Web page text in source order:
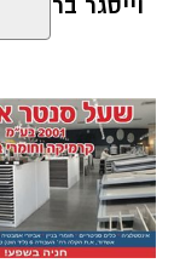
כתוצאה
באורח בינוני
טיפול רפואי.
וייסגר ברביעי
אלדה נתנאל / 19:00 09.08.26